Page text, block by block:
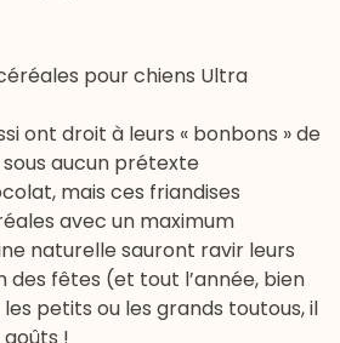
pour chiens Ultra
ont droit à leurs « bonbons » de
aucun prétexte
mais ces friandises
avec un maximum
naturelle sauront ravir leurs
des fêtes (et tout l’année, bien
petits ou les grands toutous, il